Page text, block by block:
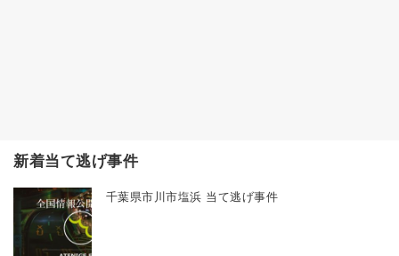
新着当て逃げ事件
千葉県市川市塩浜 当て逃げ事件